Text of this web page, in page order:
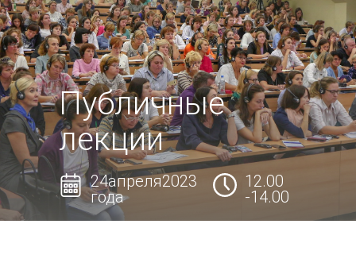
Публичные
лекции
24апреля2023
года
12.00
-14.00